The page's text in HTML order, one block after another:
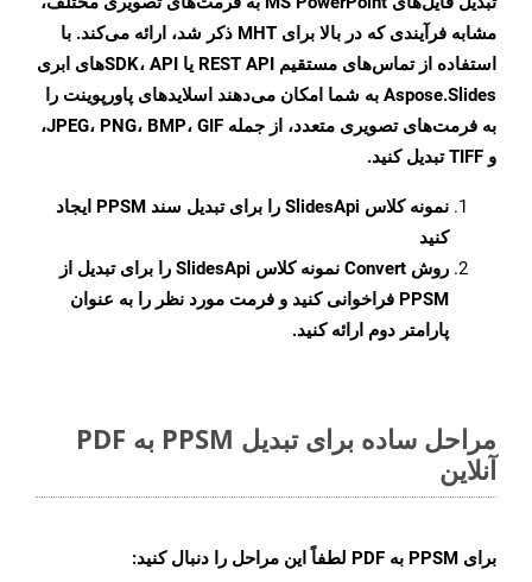
مشابه فرآیندی که در بالا برای MHT ذکر شد، ارائه می‌کند. با
استفاده از تماس‌های مستقیم REST API یا SDK، APIهای ابری
Aspose.Slides به شما امکان می‌دهند اسلایدهای پاورپوینت را
به فرمت‌های تصویری متعدد، از جمله JPEG، PNG، BMP، GIF،
و TIFF تبدیل کنید.
نمونه کلاس SlidesApi
را برای تبدیل سند PPSM ایجاد
کنید
روش Convert
نمونه کلاس SlidesApi را برای تبدیل از
PPSM فراخوانی کنید و فرمت مورد نظر را به عنوان
پارامتر دوم ارائه کنید.
مراحل ساده برای تبدیل PPSM به PDF
آنلاین
برای PPSM به PDF لطفاً این مراحل را دنبال کنید: